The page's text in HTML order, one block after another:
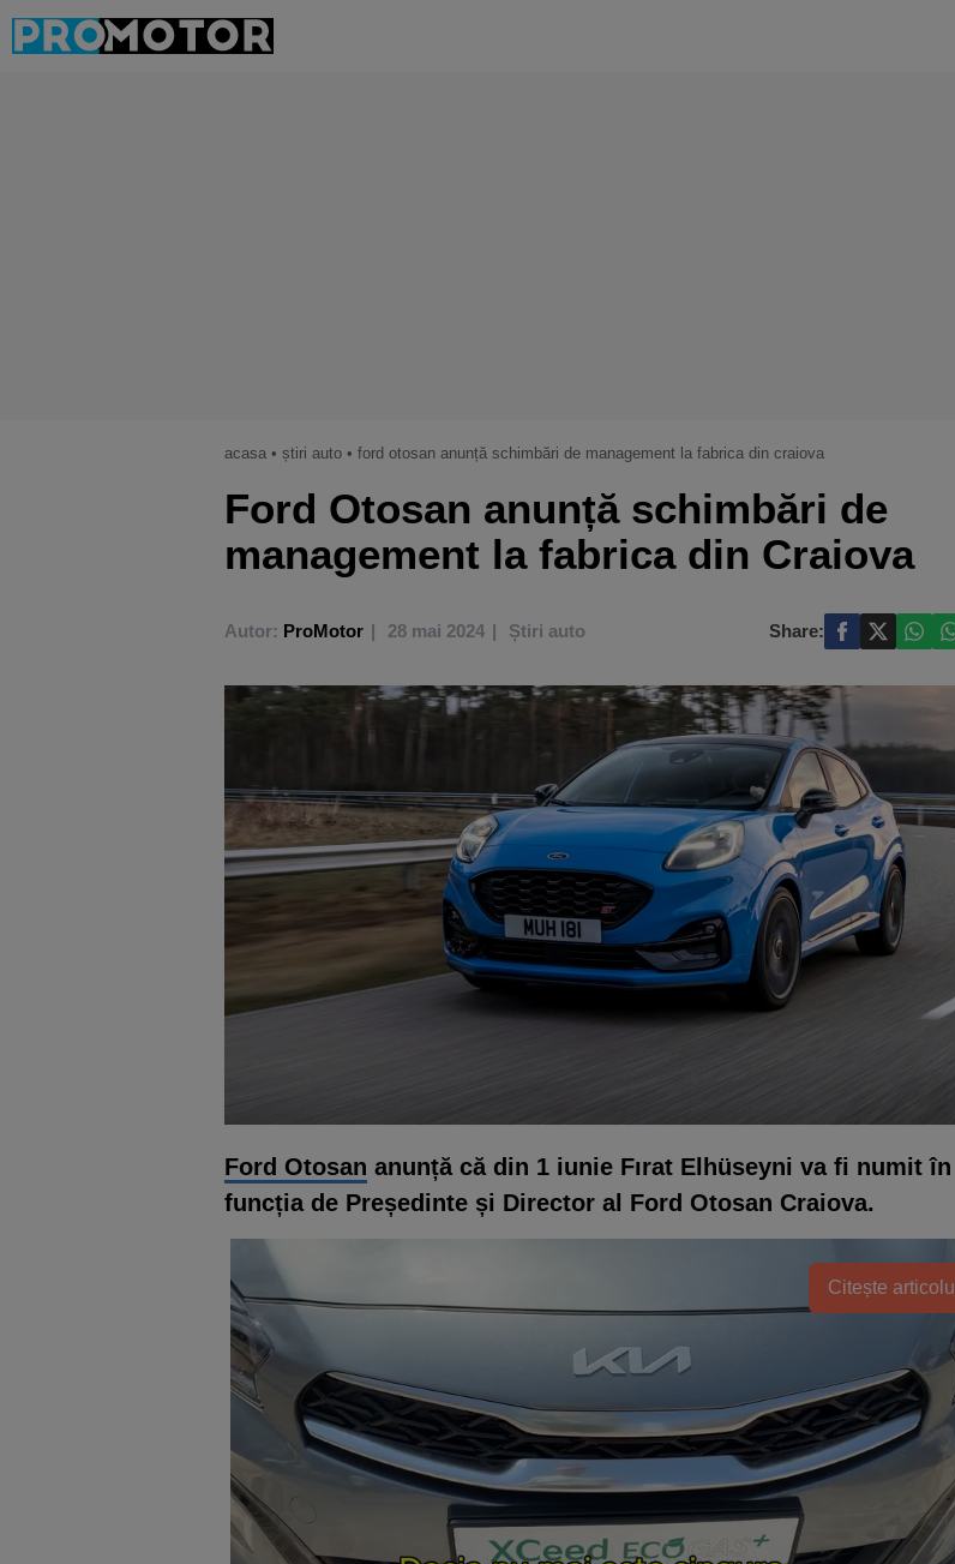
acasa • știri auto • ford otosan anunță schimbări de management la fabrica din craiova
Ford Otosan anunță schimbări de
management la fabrica din Craiova
Autor: ProMotor 28 mai 2024 Știri auto Share:
Ford Otosan anunță că din 1 iunie Fırat Elhüseyni va fi numit în
funcția de Președinte și Director al Ford Otosan Craiova.
Citește articolul